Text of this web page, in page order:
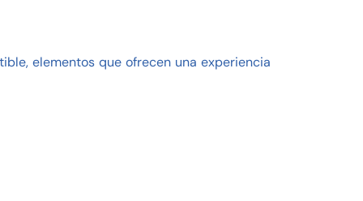
elementos que ofrecen una experiencia